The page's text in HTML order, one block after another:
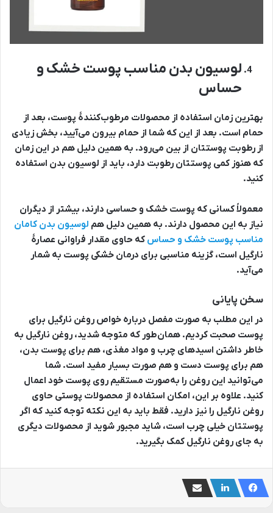
لوسیون بدن مناسب پوست خشک و
حساس
بهترین زمان استفاده از محصولات مرطوب‌کنندۀ پوست، بعد از
حمام است. بعد از این که شما از حمام بیرون می‌آیید، بخش زیادی
از رطوبت پوستتان از بین می‌رود. به همین دلیل هم در این زمان
که هنوز کمی پوستتان رطوبت دارد، باید از لوسیون بدن استفاده
کنید.
معمولاً کسانی که پوست خشک و حساسی دارند، بیشتر از دیگران
نیاز به این محصول دارند. به همین دلیل هم لوسیون بدن کامان
مناسب پوست خشک و حساس که حاوی مقدار فراوانی عصارۀ
نارگیل است، گزینه مناسبی برای درمان خشکی پوست به شمار
می‌آید.
سخن پایانی
در این مطلب به صورت مفصل درباره خواص روغن نارگیل برای
پوست صحبت کردیم. همان‌طور که متوجه شدید، روغن نارگیل به
خاطر داشتن اسیدهای چرب و مواد مغذی، هم برای پوست بدن،
هم برای پوست دست و هم صورت بسیار مفید است. شما
می‌توانید این روغن را به‌صورت مستقیم روی پوست خود اعمال
کنید. علاوه بر این، امکان استفاده از محصولات پوستی حاوی
روغن نارگیل را نیز دارید. فقط باید به این نکته توجه کنید که اگر
پوستتان خیلی چرب است، شاید مجبور شوید از محصولات دیگری
به جای روغن نارگیل کمک بگیرید.